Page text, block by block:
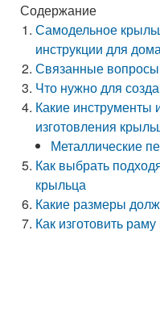
Содержание
Самодельное
инструкции для
Связанные вопросы
Что нужно для
Какие
изготовления
Металлические
Как выбрать
крыльца
Какие размеры
Как изготовить